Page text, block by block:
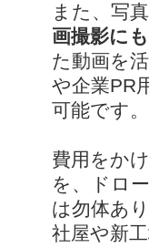
また、写
画撮影に
た動画を
や企業PR
可能です。
費用をか
を、ドロ
は勿体あ
社屋や新